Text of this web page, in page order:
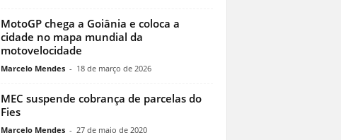
MotoGP chega a Goiânia e coloca a
cidade no mapa mundial da
motovelocidade
Marcelo Mendes - 18 de março de 2026
MEC suspende cobrança de parcelas do
Fies
Marcelo Mendes - 27 de maio de 2020